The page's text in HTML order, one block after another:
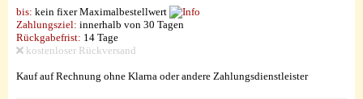
bis: kein fixer Maximalbestellwert
Zahlungsziel: innerhalb von 30 Tagen
Rückgabefrist: 14 Tage
kostenloser Rückversand
Kauf auf Rechnung ohne Klarna oder andere Zahlungsdienstleister